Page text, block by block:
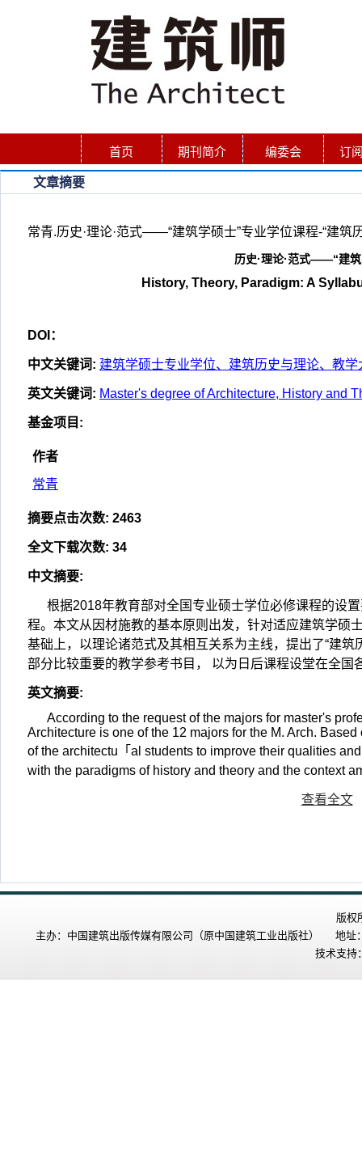
首页 期刊简介 编委会 订
文章摘要
常青.历史·理论·范式——“建筑学硕士”专业学位课程-“建筑
历史·理论·范式——“建
History, Theory, Paradigm: A
DOI：
中文关键词: 建筑学硕士专业学位、建筑历史与理论、教
英文关键词: Master's degree of Architecture, History and
基金项目 :
作者
常青
摘要点击次数: 2463
全文下载次数: 34
中文摘要:
根据2018年教育部对全国专业硕士学位必修课程的设
程。本文从因材施教的基本原则出发，针对适应建筑学硕
基础上，以理论诸范式及其相互关系为主线，提出了“建
部分比较重要的教学参考书目， 以为日后课程设堂在全
英文摘要:
According to the request of the majors for master's
Architecture is one of the 12 majors for the M. Arch.
of the architectu「al students to improve their qualities
with the paradigms of history and theory and the context
查看全文
版权
主办：中国建筑出版传媒有限公司（原中国建筑工业出版社） 地
技术支持